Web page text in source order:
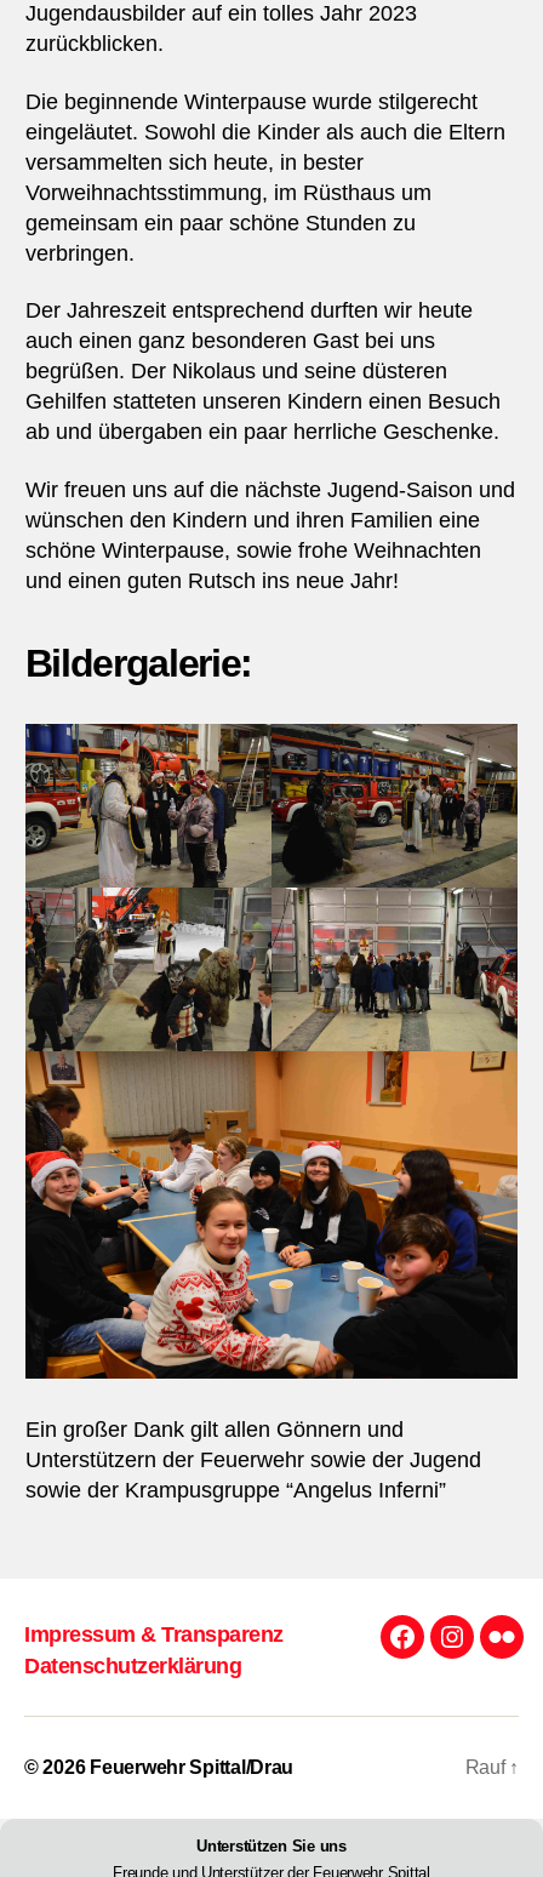
Jugendausbilder auf ein tolles Jahr 2023
zurückblicken.
Die beginnende Winterpause wurde stilgerecht
eingeläutet. Sowohl die Kinder als auch die Eltern
versammelten sich heute, in bester
Vorweihnachtsstimmung, im Rüsthaus um
gemeinsam ein paar schöne Stunden zu
verbringen.
Der Jahreszeit entsprechend durften wir heute
auch einen ganz besonderen Gast bei uns
begrüßen. Der Nikolaus und seine düsteren
Gehilfen statteten unseren Kindern einen Besuch
ab und übergaben ein paar herrliche Geschenke.
Wir freuen uns auf die nächste Jugend-Saison und
wünschen den Kindern und ihren Familien eine
schöne Winterpause, sowie frohe Weihnachten
und einen guten Rutsch ins neue Jahr!
Bildergalerie:
Ein großer Dank gilt allen Gönnern und
Unterstützern der Feuerwehr sowie der Jugend
sowie der Krampusgruppe “Angelus Inferni”
Impressum & Transparenz
Datenschutzerklärung
Facebook
© 2026 Feuerwehr Spittal/Drau Rauf ↑
Unterstützen Sie uns
Freunde und Unterstützer der Feuerwehr Spittal